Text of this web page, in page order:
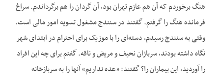
هنگ برخوردم که آن هم عازم تهران بود، آن گردان را هم برگرداندم. سراغ
فرمانده هنگ را گرفتم. گفتند در سنندج مشغول تسویه امور مالی است.
وقتی به سنندج رسیدم، دسته‌ای را با موزیک برای احترام در ابتدای شهر
نگاه داشته بودند، سربازان نحیف و مریض و ناقه. گفتم برای چه این افراد
را آوردید، این بیماران را؟ گفتند: «عده نداریم» آنها را به سربازخانه